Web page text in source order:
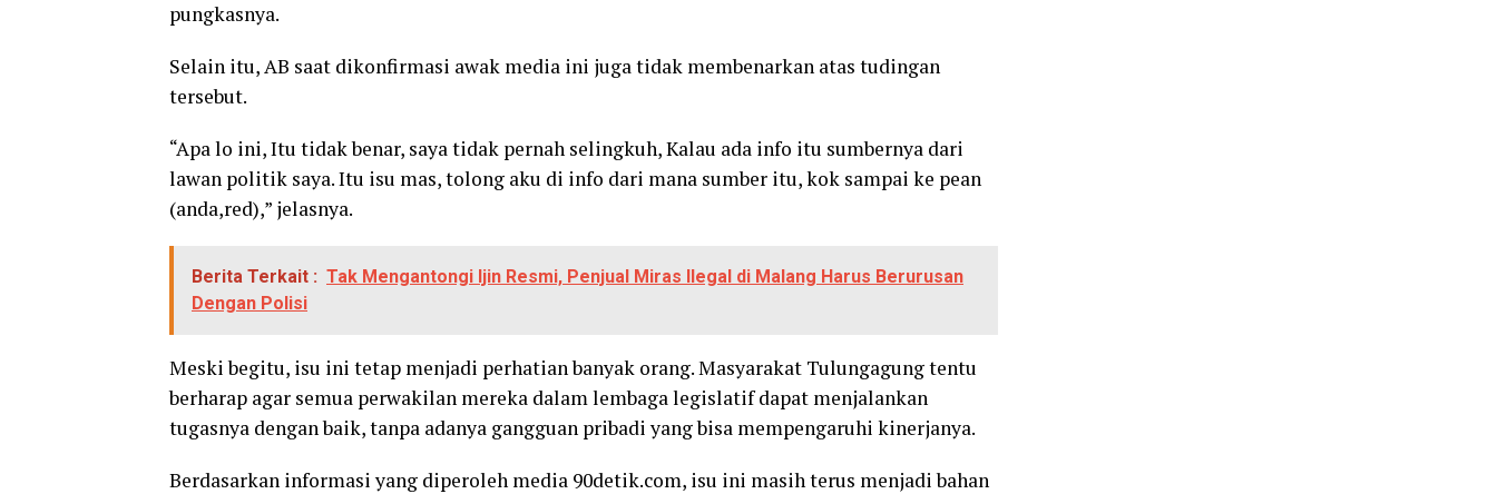
pungkasnya.
Selain itu, AB saat dikonfirmasi awak media ini juga tidak membenarkan atas tudingan
tersebut.
“Apa lo ini, Itu tidak benar, saya tidak pernah selingkuh, Kalau ada info itu sumbernya dari
lawan politik saya. Itu isu mas, tolong aku di info dari mana sumber itu, kok sampai ke pean
(anda,red),” jelasnya.
Berita Terkait : Tak Mengantongi Ijin Resmi, Penjual Miras Ilegal di Malang Harus Berurusan
Dengan Polisi
Meski begitu, isu ini tetap menjadi perhatian banyak orang. Masyarakat Tulungagung tentu
berharap agar semua perwakilan mereka dalam lembaga legislatif dapat menjalankan
tugasnya dengan baik, tanpa adanya gangguan pribadi yang bisa mempengaruhi kinerjanya.
Berdasarkan informasi yang diperoleh media 90detik.com, isu ini masih terus menjadi bahan